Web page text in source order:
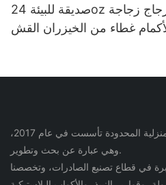
صديقة للبيئة 24oz الشاي القهوة كوب حليب زجاج زجاجة
غطاء من الخيزران القش
شركة يونغ كانغ ستواد للأدوات المنزلية المحدودة تأسست في عام 2017،
وهي عبارة عن بحث وتطوير.
عامًا من الخبرة في قطاع تصنيع الصادرات، وتخصصنا